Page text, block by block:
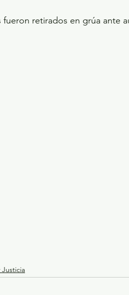
fueron retirados en grúa ante